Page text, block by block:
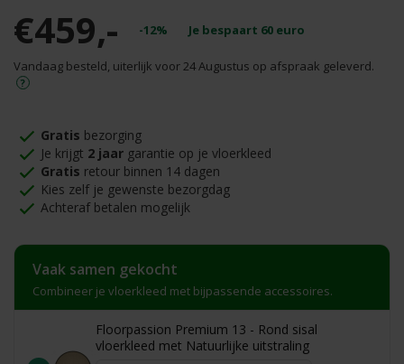
€459,- -12% Je bespaart 60 euro
Vandaag besteld, uiterlijk voor 24 Augustus op afspraak geleverd.
Gratis bezorging
Je krijgt 2 jaar garantie op je vloerkleed
Gratis retour binnen 14 dagen
Kies zelf je gewenste bezorgdag
Achteraf betalen mogelijk
Vaak samen gekocht
Combineer je vloerkleed met bijpassende accessoires.
Floorpassion Premium 13 - Rond sisal
vloerkleed met Natuurlijke uitstraling